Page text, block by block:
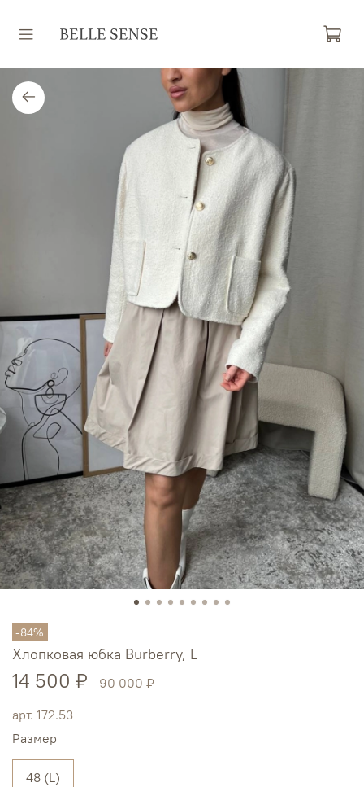
-84%
арт. 172.53
Хлопковая юбка Burberry, L
14 500 ₽ 90 000 ₽
Размер
48 (L)